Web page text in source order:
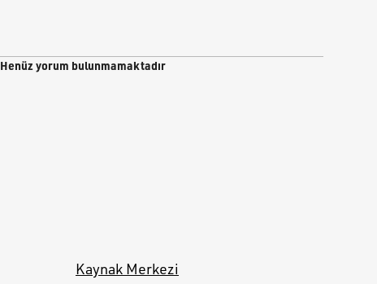
Henüz yorum bulunmamaktadır
Kaynak Merkezi